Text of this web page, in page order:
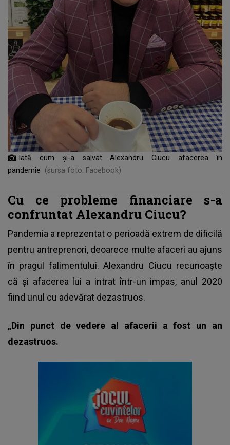
Iată cum și-a salvat Alexandru Ciucu afacerea în
pandemie
(sursa foto: Facebook)
Cu ce probleme financiare s-a
confruntat Alexandru Ciucu?
Pandemia a reprezentat o perioadă extrem de dificilă
pentru antreprenori, deoarece multe afaceri au ajuns
în pragul falimentului.Alexandru Ciucu recunoaște
că și afacerea lui a intrat într-un impas, anul 2020
fiind unul cu adevărat dezastruos.
„Din punct de vedere al afacerii a fost un an
dezastruos.